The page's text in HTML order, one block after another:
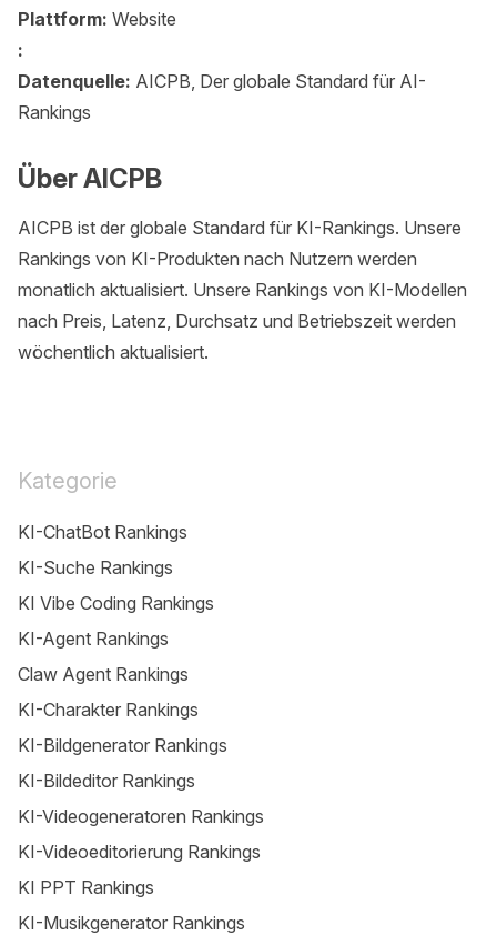
Plattform: Website
:
Datenquelle: AICPB, Der globale Standard für AI-
Rankings
Über AICPB
AICPB ist der globale Standard für KI-Rankings. Unsere
Rankings von KI-Produkten nach Nutzern werden
monatlich aktualisiert. Unsere Rankings von KI-Modellen
nach Preis, Latenz, Durchsatz und Betriebszeit werden
wöchentlich aktualisiert.
Kategorie
KI-ChatBot Rankings
KI-Suche Rankings
KI Vibe Coding Rankings
KI-Agent Rankings
Claw Agent Rankings
KI-Charakter Rankings
KI-Bildgenerator Rankings
KI-Bildeditor Rankings
KI-Videogeneratoren Rankings
KI-Videoeditorierung Rankings
KI PPT Rankings
KI-Musikgenerator Rankings